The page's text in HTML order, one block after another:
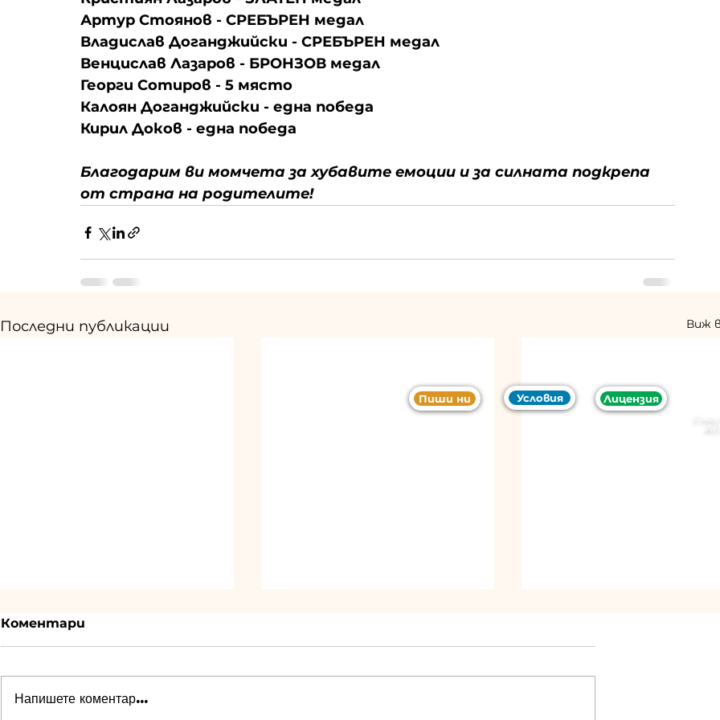
Артур Стоянов - СРЕБЪРЕН медал
Владислав Доганджийски - СРЕБЪРЕН медал
Венцислав Лазаров - БРОНЗОВ медал
Георги Сотиров - 5 място
Калоян Доганджийски - една победа
Кирил Доков - една победа
Благодарим ви момчета за хубавите емоции и за силната подкрепа
от страна на родителите!
Последни публикации Виж
Коментари
Напишете коментар...
Пиши ни Условия Лицензия